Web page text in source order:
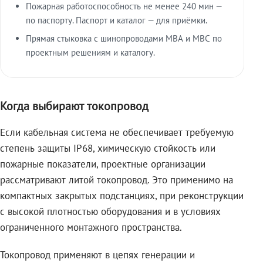
Пожарная работоспособность не менее 240 мин —
по паспорту. Паспорт и каталог — для приёмки.
Прямая стыковка с шинопроводами МВА и МВС по
проектным решениям и каталогу.
Когда выбирают токопровод
Если кабельная система не обеспечивает требуемую
степень защиты IP68, химическую стойкость или
пожарные показатели, проектные организации
рассматривают литой токопровод. Это применимо на
компактных закрытых подстанциях, при реконструкции
с высокой плотностью оборудования и в условиях
ограниченного монтажного пространства.
Токопровод применяют в цепях генерации и